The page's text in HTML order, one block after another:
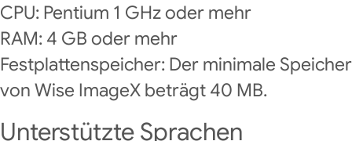
CPU: Pentium 1 GHz oder mehr
RAM: 4 GB oder mehr
Festplattenspeicher: Der minimale
von Wise ImageX beträgt 40 MB.
Unterstützte Sprachen